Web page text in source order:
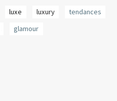
luxe luxury
tendances
glamour